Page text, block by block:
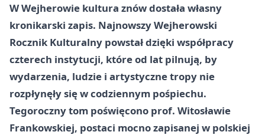
W Wejherowie kultura znów dostała własny
kronikarski zapis. Najnowszy Wejherowski
Rocznik Kulturalny powstał dzięki współpracy
czterech instytucji, które od lat pilnują, by
wydarzenia, ludzie i artystyczne tropy nie
rozpłynęły się w codziennym pośpiechu.
Tegoroczny tom poświęcono prof. Witosławie
Frankowskiej, postaci mocno zapisanej w polskiej